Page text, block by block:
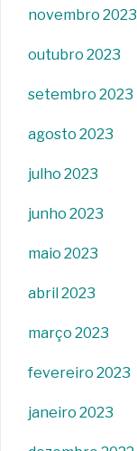
novembro 2023
outubro 2023
setembro 2023
agosto 2023
julho 2023
junho 2023
maio 2023
abril 2023
março 2023
fevereiro 2023
janeiro 2023